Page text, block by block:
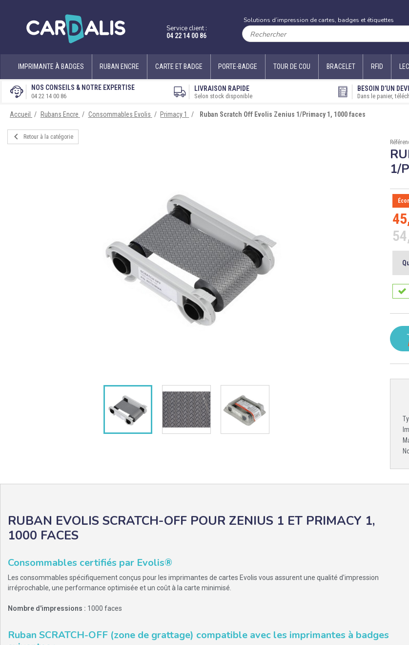
Service client :
04 22 14 00 86
Solutions d’impression de cartes, badges et étiquettes
IMPRIMANTE À BADGES RUBAN ENCRE CARTE ET BADGE PORTE-BADGE TOUR DE COU BRACELET RFID
NOS CONSEILS & NOTRE EXPERTISE
04 22 14 00 86
LIVRAISON RAPIDE
Selon stock disponible
BESOIN D’UN
Dans le panier,
Accueil Rubans Encre Consommables Evolis Primacy 1 Ruban Scratch Off Evolis Zenius 1/Primacy 1, 1000 faces

Retour à la catégorie
1/
RUBAN EVOLIS SCRATCH-OFF POUR ZENIUS 1 ET PRIMACY 1,
1000 FACES
Consommables certifiés par Evolis®
Les consommables spécifiquement conçus pour les imprimantes de cartes Evolis vous assurent une qualité d'impression
irréprochable, une performance optimisée et un coût à la carte minimisé.
Nombre d'impressions : 1000 faces
Ruban SCRATCH-OFF (zone de grattage) compatible avec les imprimantes à badges